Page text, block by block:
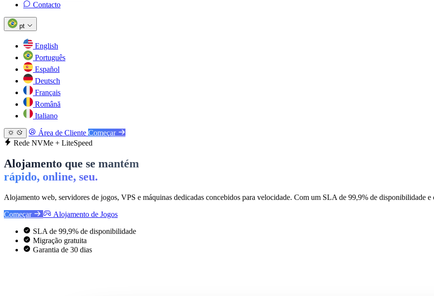
Contacto
pt
English
Português
Español
Deutsch
Français
Română
Italiano
Área de Cliente Começar
Rede NVMe + LiteSpeed
Alojamento que se mantém
rápido, online, seu.
Alojamento web, servidores de jogos, VPS e máquinas dedicadas concebidos para velocidade. Com um SLA de 99,9% de disponibilidade e
Começar Alojamento de Jogos
SLA de 99,9% de disponibilidade
Migração gratuita
Garantia de 30 dias